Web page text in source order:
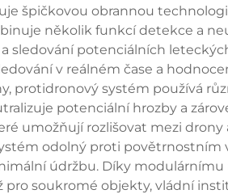
špičkovou obrannou
několik funkcí detekce a
sledování potenciálních
v reálném čase a
protidronový systém používá
potenciální hrozby a
umožňují rozlišovat mezi
odolný proti
údržbu. Díky
pro soukromé objekty, vládní